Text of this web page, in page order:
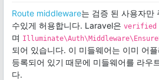
Route middleware는 검증 된 사용자만
수있게 허용합니다. Laravel은 verified
며
되어 있습니다. 이 미들웨어는 이미 어
등록되어 있기 때문에 미들웨어를 라우
다.